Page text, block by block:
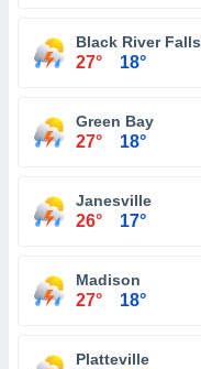
Black River Falls
27° 18°
Green Bay
27° 18°
Janesville
26° 17°
Madison
27° 18°
Platteville